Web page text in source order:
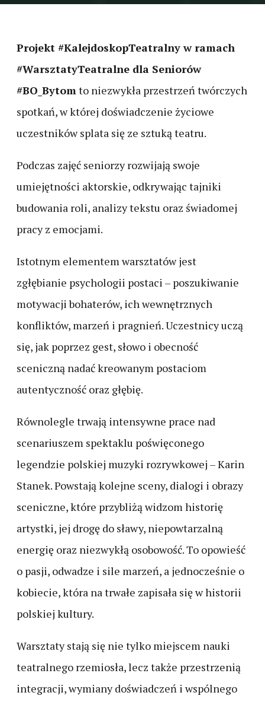
Projekt #KalejdoskopTeatralny w ramach
#WarsztatyTeatralne dla Seniorów
#BO_Bytomto niezwykła przestrzeń twórczych
spotkań, w której doświadczenie życiowe
uczestników splata się ze sztuką teatru.
Podczas zajęć seniorzy rozwijają swoje
umiejętności aktorskie, odkrywając tajniki
budowania roli, analizy tekstu oraz świadomej
pracy z emocjami.
Istotnym elementem warsztatów jest
zgłębianie psychologii postaci – poszukiwanie
motywacji bohaterów, ich wewnętrznych
konfliktów, marzeń i pragnień. Uczestnicy uczą
się, jak poprzez gest, słowo i obecność
sceniczną nadać kreowanym postaciom
autentyczność oraz głębię.
Równolegle trwają intensywne prace nad
scenariuszem spektaklu poświęconego
legendzie polskiej muzyki rozrywkowej – Karin
Stanek. Powstają kolejne sceny, dialogi i obrazy
sceniczne, które przybliżą widzom historię
artystki, jej drogę do sławy, niepowtarzalną
energię oraz niezwykłą osobowość. To opowieść
o pasji, odwadze i sile marzeń, a jednocześnie o
kobiecie, która na trwałe zapisała się w historii
polskiej kultury.
Warsztaty stają się nie tylko miejscem nauki
teatralnego rzemiosła, lecz także przestrzenią
integracji, wymiany doświadczeń i wspólnego